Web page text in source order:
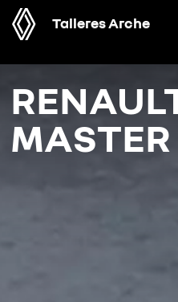
Talleres Arche